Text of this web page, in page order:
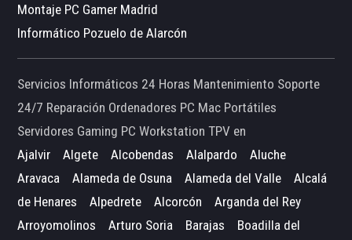
Montaje PC Gamer Madrid
Informático Pozuelo de Alarcón
Servicios Informáticos 24 Horas Mantenimiento Soporte
24/7 Reparación Ordenadores PC Mac Portátiles
Servidores Gaming PC Workstation TPV en
Ajalvir
Algete Alcobendas Alalpardo
Aluche
Aravaca
Alameda de Osuna Alameda del Valle
Alcalá
de Henares
Alpedrete Alcorcón
Arganda del Rey
Arroyomolinos
Arturo Soria Barajas
Boadilla del